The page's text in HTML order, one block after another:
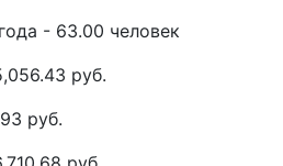
- 63.00 человек
руб.
руб.